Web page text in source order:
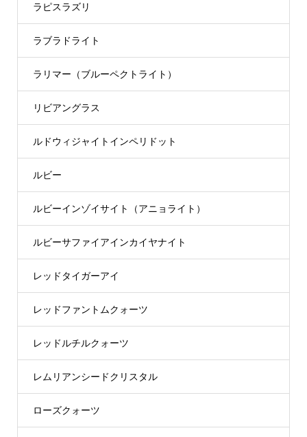
ラピスラズリ
ラブラドライト
ラリマー（ブルーペクトライト）
リビアングラス
ルドウィジャイトインペリドット
ルビー
ルビーインゾイサイト（アニョライト）
ルビーサファイアインカイヤナイト
レッドタイガーアイ
レッドファントムクォーツ
レッドルチルクォーツ
レムリアンシードクリスタル
ローズクォーツ